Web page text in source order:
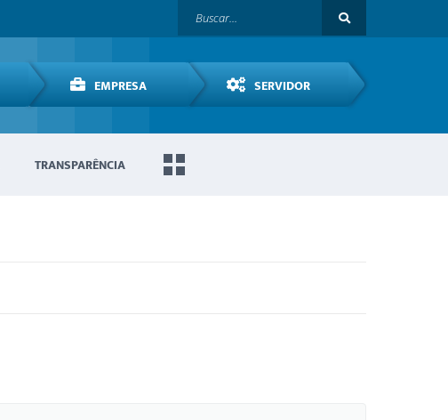
EMPRESA SERVIDOR
TRANSPARÊNCIA